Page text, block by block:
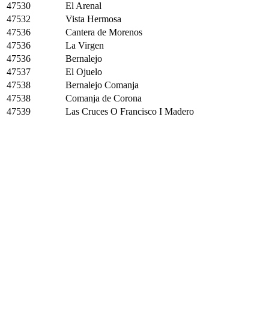
47530
El Arenal
47532
Vista Hermosa
47536
Cantera de Morenos
47536
La Virgen
47536
Bernalejo
47537
El Ojuelo
47538
Bernalejo Comanja
47538
Comanja de Corona
47539
Las Cruces O Francisco I Madero